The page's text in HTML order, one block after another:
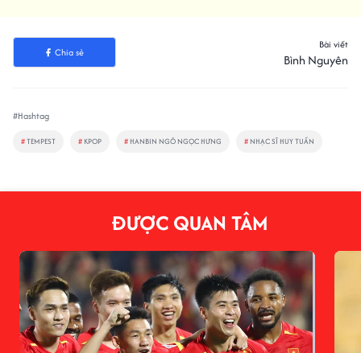
Chia sẻ
Bài viết
Bình Nguyên
#Hashtag
#TEMPEST # KPOP # HANBIN NGÔ NGỌC HƯNG # NHẠC SĨ HUY TUẤN
ĐƯỢC QUAN TÂM